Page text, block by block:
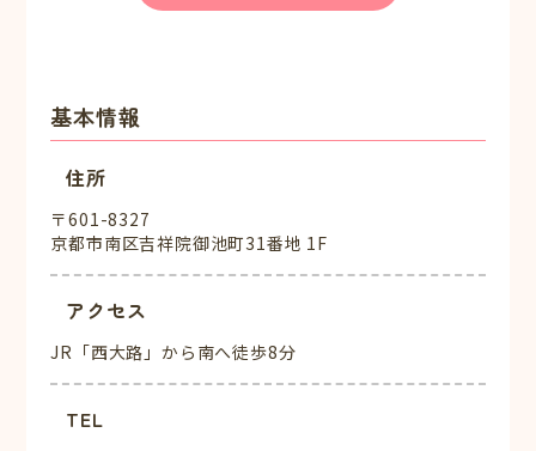
基本情報
住所
〒601-8327
京都市南区吉祥院御池町31番地 1F
アクセス
JR「西大路」から南へ徒歩8分
TEL